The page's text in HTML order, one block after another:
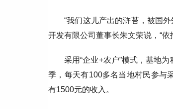
“我们这儿产出的浒苔，被国
开发有限公司董事长朱文荣说，“
采用“企业+农户”模式，基地
季，每天有100多名当地村民参与
有1500元的收入。